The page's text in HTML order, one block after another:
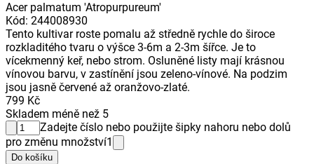
Acer palmatum 'Atropurpureum'
Kód: 244008930
Tento kultivar roste pomalu až středně rychle do široce
rozkladitého tvaru o výšce 3-6m a 2-3m šířce. Je to
vícekmenný keř, nebo strom. Osluněné listy mají krásnou
vínovou barvu, v zastínění jsou zeleno-vínové. Na podzim
jsou jasně červené až oranžovo-zlaté.
799 Kč
Skladem méně než 5
Zadejte číslo nebo použijte šipky nahoru nebo dolů
pro změnu množství1
Do košíku